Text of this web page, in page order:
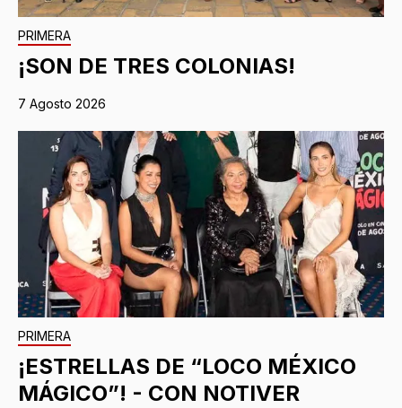
PRIMERA
¡SON DE TRES COLONIAS!
7 Agosto 2026
PRIMERA
¡ESTRELLAS DE “LOCO MÉXICO
MÁGICO”! - CON NOTIVER